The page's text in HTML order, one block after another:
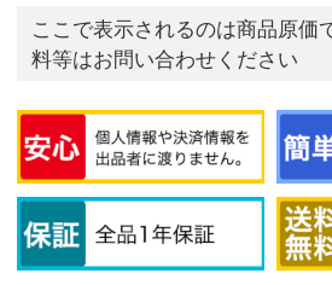
ここで表示されるのは商品原価
料等はお問い合わせください